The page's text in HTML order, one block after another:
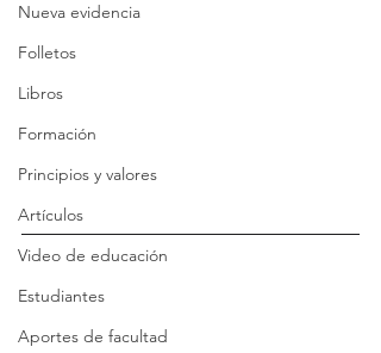
Nueva evidencia
Folletos
Libros
Formación
Principios y valores
Artículos
Video de educación
Estudiantes
Aportes de facultad